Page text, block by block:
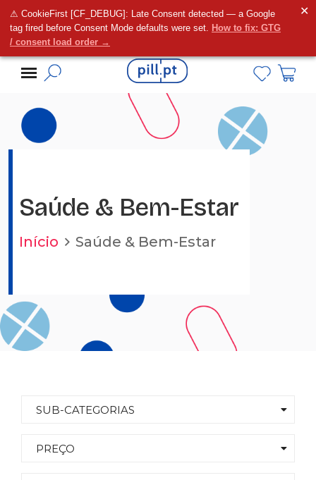
⚠ CookieFirst [CF_DEBUG]: Late Consent detected — a Google
tag fired before Consent Mode defaults were set. How to fix: GTG
/ consent load order →
✕
Alguma dúvida?
Saúde & Bem-Estar
Início Saúde & Bem-Estar
SUB-CATEGORIAS
PREÇO